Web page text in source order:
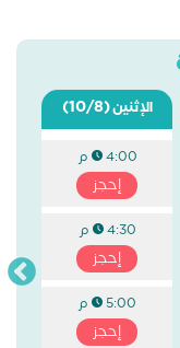
الإثنين(10/8)
4:00 م
إحجز
4:30 م
إحجز
5:00 م
إحجز